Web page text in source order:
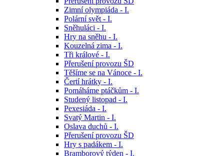
Zimní olympiáda - I.
Polární svět - I.
Sněhuláci - I.
Hry na sněhu - I.
Kouzelná zima - I.
Tři králové - I.
Přerušení provozu ŠD
Těšíme se na Vánoce - I.
Čertí hrátky - I.
Pomáháme ptáčkům - I.
Studený listopad - I.
Pexesiáda - I.
Svatý Martin - I.
Oslava duchů - I.
Přerušení provozu ŠD
Hry s padákem - I.
Bramborový týden - I.